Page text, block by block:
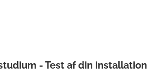
- Test af din installation